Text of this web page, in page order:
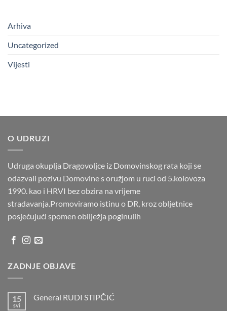
Arhiva
Uncategorized
Vijesti
O UDRUZI
Udruga okuplja Dragovoljce iz Domovinskog rata koji se
odazvali pozivu Domovine s oružjom u ruci od 5.kolovoza
1990. kao i HRVI bez obzira na vrijeme
stradavanja.Promoviramo istinu o DR, kroz obljetnice
posjećujući spomen obilježja poginulih
ZADNJE OBJAVE
15
svi
General RUDI STIPČIĆ